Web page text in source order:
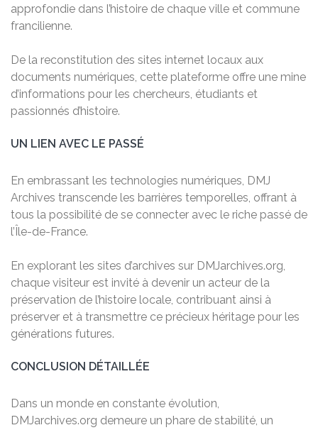
approfondie dans l’histoire de chaque ville et commune
francilienne.
De la reconstitution des sites internet locaux aux
documents numériques, cette plateforme offre une mine
d’informations pour les chercheurs, étudiants et
passionnés d’histoire.
UN LIEN AVEC LE PASSÉ
En embrassant les technologies numériques, DMJ
Archives transcende les barrières temporelles, offrant à
tous la possibilité de se connecter avec le riche passé de
l’Île-de-France.
En explorant les sites d’archives sur DMJarchives.org,
chaque visiteur est invité à devenir un acteur de la
préservation de l’histoire locale, contribuant ainsi à
préserver et à transmettre ce précieux héritage pour les
générations futures.
CONCLUSION DÉTAILLÉE
Dans un monde en constante évolution,
DMJarchives.org demeure un phare de stabilité, un